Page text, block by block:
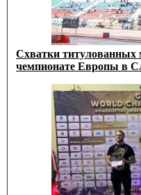
Схватки титулованных
чемпионате Европы в